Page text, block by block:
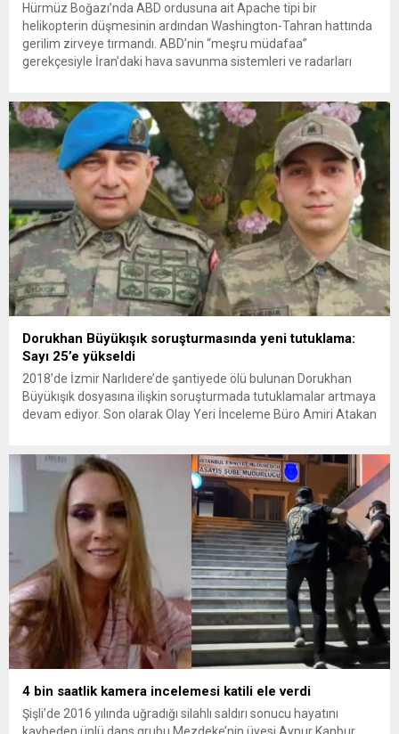
Hürmüz Boğazı’nda ABD ordusuna ait Apache tipi bir
helikopterin düşmesinin ardından Washington-Tahran hattında
gerilim zirveye tırmandı. ABD’nin “meşru müdafaa”
gerekçesiyle İran’daki hava savunma sistemleri ve radarları
yeni bir ABD saldırısına anında yanıt verileceğini duyurdu....
Dorukhan Büyükışık soruşturmasında yeni tutuklama:
Sayı 25’e yükseldi
2018’de İzmir Narlıdere’de şantiyede ölü bulunan Dorukhan
Büyükışık dosyasına ilişkin soruşturmada tutuklamalar artmaya
devam ediyor. Son olarak Olay Yeri İnceleme Büro Amiri Atakan
bulunan Dorukhan Büyükışık’a ilişkin yeniden açılan
soruşturmada tutuklamalar genişliyor. Son olarak dönemin...
4 bin saatlik kamera incelemesi katili ele verdi
Şişli’de 2016 yılında uğradığı silahlı saldırı sonucu hayatını
kaybeden ünlü dans grubu Mezdeke’nin üyesi Aynur Kanbur